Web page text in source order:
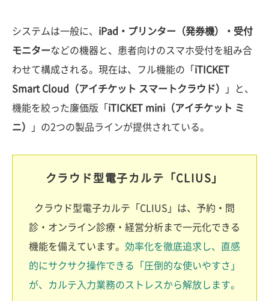
システムは一般に、 iPad・プリンター（発券機）・受付
モニターなどの機器と、患者向けのスマホ受付を組み合
わせて構成される。現在は、フル機能の「 iTICKET
Smart Cloud（アイチケット スマートクラウド）
」と、
機能を絞った廉価版「 iTICKET mini（アイチケット ミ
ニ）
」の2つの製品ラインが提供されている。
クラウド型電子カルテ「CLIUS」
クラウド型電子カルテ「CLIUS」は、予約・問
診・オンライン診療・経営分析まで一元化できる
機能を備えています。 効率化を徹底追求し、直感
的にサクサク操作できる「圧倒的な使いやすさ」
が、カルテ入力業務のストレスから解放します。